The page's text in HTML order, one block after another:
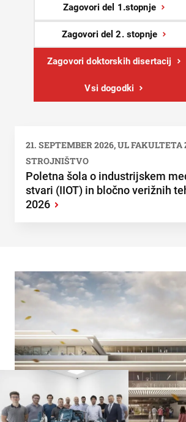
Zagovori del 1.stopnje
Zagovori del 2. stopnje
Zagovori doktorskih disertacij
Vsi dogodki
21. SEPTEMBER 2026, UL FAKULTETA
STROJNIŠTVO
Poletna šola o industrijskem
stvari (IIOT) in bločno verižnih
2026 ›